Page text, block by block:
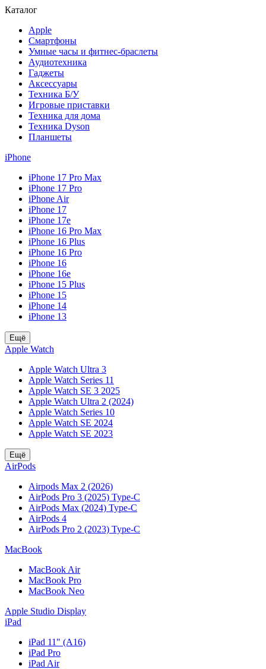
Каталог
Apple
Смартфоны
Умные часы и фитнес-браслеты
Аудиотехника
Гаджеты
Аксессуары
Техника Б/У
Игровые приставки
Техника для дома
Техника Dyson
Планшеты
iPhone
iPhone 17 Pro Max
iPhone 17 Pro
iPhone Air
iPhone 17
iPhone 17e
iPhone 16 Pro Max
iPhone 16 Plus
iPhone 16 Pro
iPhone 16
iPhone 16e
iPhone 15 Plus
iPhone 15
iPhone 14
iPhone 13
Ещё
Apple Watch
Apple Watch Ultra 3
Apple Watch Series 11
Apple Watch SE 3 2025
Apple Watch Ultra 2 (2024)
Apple Watch Series 10
Apple Watch SE 2024
Apple Watch SE 2023
Ещё
AirPods
Airpods Max 2 (2026)
AirPods Pro 3 (2025) Type-C
AirPods Max (2024) Type-C
AirPods 4
AirPods Pro 2 (2023) Type-C
MacBook
MacBook Air
MacBook Pro
MacBook Neo
Apple Studio Display
iPad
iPad 11" (A16)
iPad Pro
iPad Air